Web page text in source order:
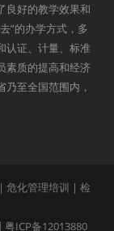
良好的教学效果和
”的办学方式，多
认证、计量、标准
素质的提高和经济
至全国范围内，
| 危化管理培训 | 检
粤ICP备12013880